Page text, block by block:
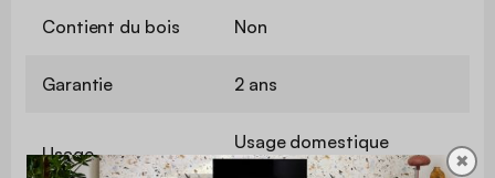
Contient du bois Non
Garantie 2 ans
Usage
Usage domestique
uniquement
✖